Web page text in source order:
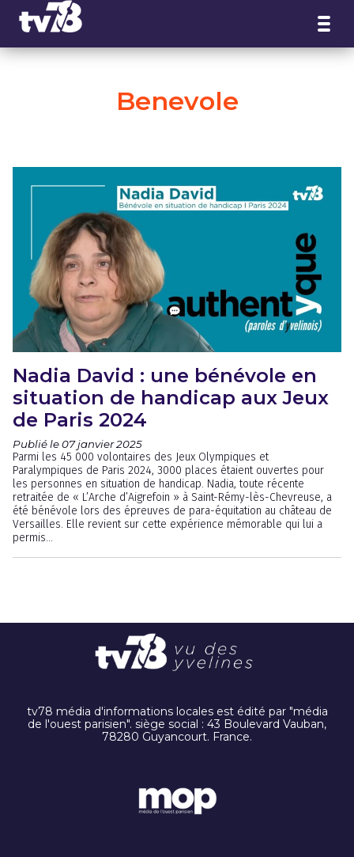
Benevole
Nadia David : une bénévole en
situation de handicap aux Jeux
de Paris 2024
Publié le 07 janvier 2025
Parmi les 45 000 volontaires des Jeux Olympiques et
Paralympiques de Paris 2024, 3000 places étaient ouvertes pour
les personnes en situation de handicap. Nadia, toute récente
retraitée de « L’Arche d’Aigrefoin » à Saint-Rémy-lès-Chevreuse, a
été bénévole lors des épreuves de para-équitation au château de
Versailles. Elle revient sur cette expérience mémorable qui lui a
permis...
tv78 média d'informations locales est édité par "média
de l'ouest parisien". siège social : 43 Boulevard Vauban,
78280 Guyancourt. France.
Panneau de gestion des cookies